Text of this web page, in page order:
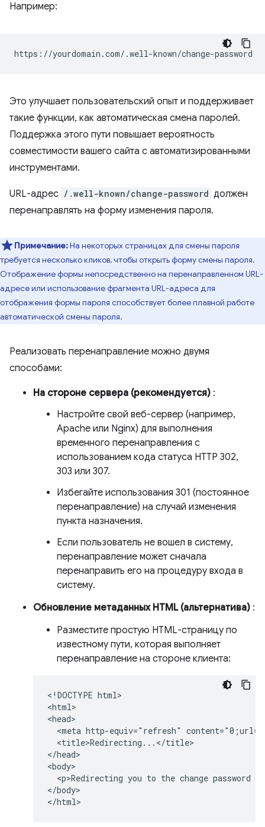
Например:
Это улучшает пользовательский опыт и поддерживает
такие функции, как автоматическая смена паролей.
Поддержка этого пути повышает вероятность
совместимости вашего сайта с автоматизированными
инструментами.
URL-адрес /.well-known/change-password должен
перенаправлять на форму изменения пароля.
Примечание:На некоторых страницах для смены пароля
требуется несколько кликов, чтобы открыть форму смены пароля.
Отображение формы непосредственно на перенаправленном URL-
адресе или использование фрагмента URL-адреса для
отображения формы пароля способствует более плавной работе
автоматической смены пароля.
Реализовать перенаправление можно двумя
способами:
На стороне сервера (рекомендуется) :
Настройте свой веб-сервер (например,
Apache или Nginx) для выполнения
временного перенаправления с
использованием кода статуса HTTP 302,
303 или 307.
Избегайте использования 301 (постоянное
перенаправление) на случай изменения
пункта назначения.
Если пользователь не вошел в систему,
перенаправление может сначала
перенаправить его на процедуру входа в
систему.
Обновление метаданных HTML (альтернатива) :
Разместите простую HTML-страницу по
известному пути, которая выполняет
перенаправление на стороне клиента:
<!DOCTYPE html>
<html>
<head>
<meta http-equiv="refresh"
  <title>Redirecting...</title>
</head>
<body>
<p>Redirecting you to the change password
</body>